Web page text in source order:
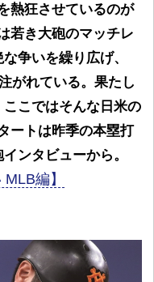
熱狂させているのが
若き大砲のマッチレ
争いを繰り広げ、
がれている。果たし
こではそんな日米の
ートは昨季の本塁打
ンタビューから。
編】